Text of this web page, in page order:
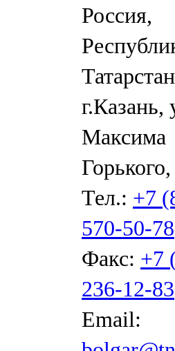
Россия,
г.Казань,
Максима
Тел.: +7
570-50-78
Факс: +7
236-12-83
Email: